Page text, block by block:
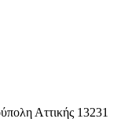
Αττικής 13231